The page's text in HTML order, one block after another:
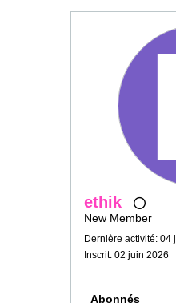
ethik
New Member
Dernière activité: 04
Inscrit: 02 juin 2026
Abonnés